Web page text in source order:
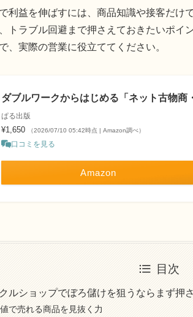
利益を伸ばすには、商品知識や接客だけ
トラブル回避まで押さえておきたいポイ
、実際の営業に役立ててください。
ダブルワークからはじめる「ネット古物
ぱる出版
¥1,650 （2026/07/10 05:42時点 | Amazon調べ）
口コミを見る
Amazon
目次
ルショップでぼろ儲けを狙うならまず押
で売れる商品を見抜く力